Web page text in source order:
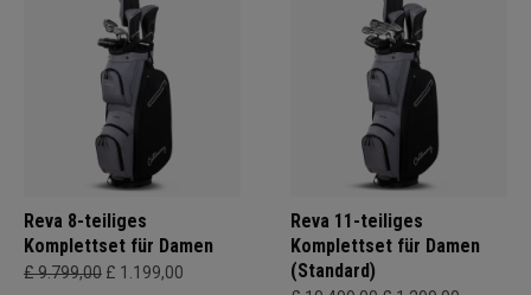
Reva 8-teiliges
Komplettset für Damen
£ 9.799,00 £ 1.199,00
Reva 11-teiliges
Komplettset für Damen
(Standard)